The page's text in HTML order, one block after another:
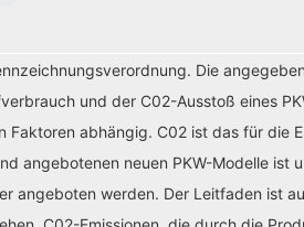
Die
und der C02-Ausstoß eines
abhängig. C02 ist das für
angebotenen neuen PKW-Modelle ist
angeboten werden. Der Leitfaden ist